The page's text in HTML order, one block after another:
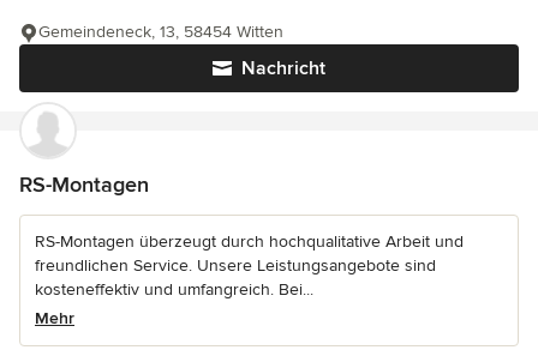
Nachricht
Gemeindeneck, 13, 58454 Witten
RS-Montagen
RS-Montagen überzeugt durch hochqualitative Arbeit und
freundlichen Service. Unsere Leistungsangebote sind
kosteneffektiv und umfangreich. Bei...
Mehr